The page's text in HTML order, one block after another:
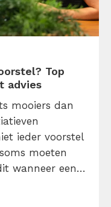
Top
advies
mooiers dan
ieder voorstel
moeten
wanneer een